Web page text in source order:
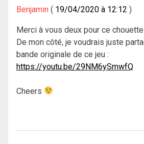
Benjamin 19/04/2020 à 12:12
Merci à vous deux pour ce
De mon côté, je voudrais juste
bande originale de ce jeu :
https://youtu.be/29NM6ySmwfQ
Cheers